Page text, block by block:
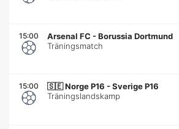
15:00 Arsenal FC -Borussia Dortmund
Träningsmatch
15:00 🇸🇪Norge P16 - Sverige P16
Träningslandskamp